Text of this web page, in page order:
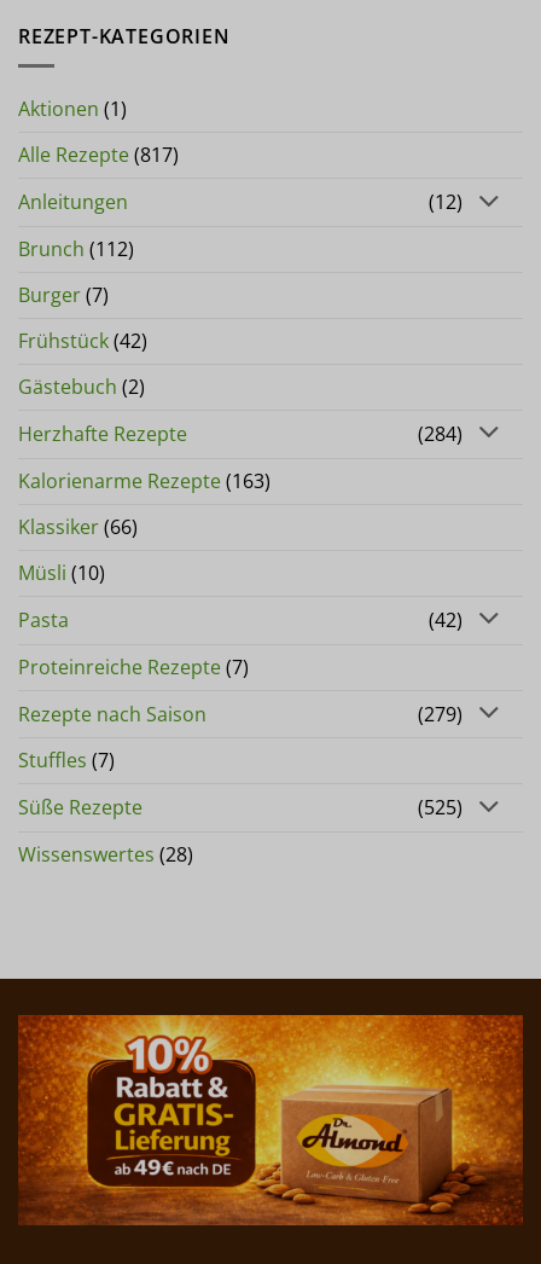
REZEPT-KATEGORIEN
Aktionen (1)
Alle Rezepte(817)
Anleitungen
(12)
Brunch (112)
Burger(7)
Frühstück(42)
Gästebuch (2)
Herzhafte Rezepte
(284)
Kalorienarme Rezepte(163)
Klassiker(66)
Müsli (10)
Pasta
(42)
Proteinreiche Rezepte(7)
Rezepte nach Saison
(279)
Stuffles (7)
Süße Rezepte
(525)
Wissenswertes (28)